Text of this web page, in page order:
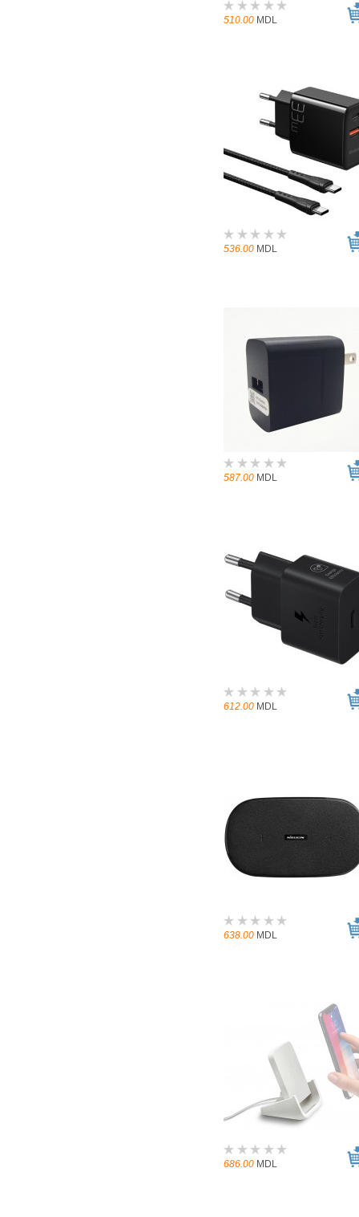
510.00 MDL
536.00 MDL
587.00 MDL
612.00 MDL
638.00 MDL
686.00 MDL